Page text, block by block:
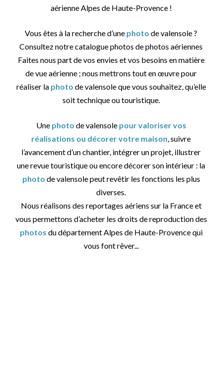
aérienne Alpes de Haute-Provence !
Vous êtes à la recherche d’une photo de valensole ?
Consultez notre catalogue photos de photos aériennes
Faites nous part de vos envies et vos besoins en matière
de vue aérienne ; nous mettrons tout en œuvre pour
réaliser la photo de valensole que vous souhaitez, qu’elle
soit technique ou touristique.
Une photo de valensole pour valoriser vos
réalisations ou décorer votre maison, suivre
l’avancement d’un chantier, intégrer un projet, illustrer
une revue touristique ou encore décorer son intérieur : la
photo de valensole peut revêtir les fonctions les plus
diverses.
Nous réalisons des reportages aériens sur la France et
vous permettons d’acheter les droits de reproduction des
photos du département Alpes de Haute-Provence qui
vous font rêver...